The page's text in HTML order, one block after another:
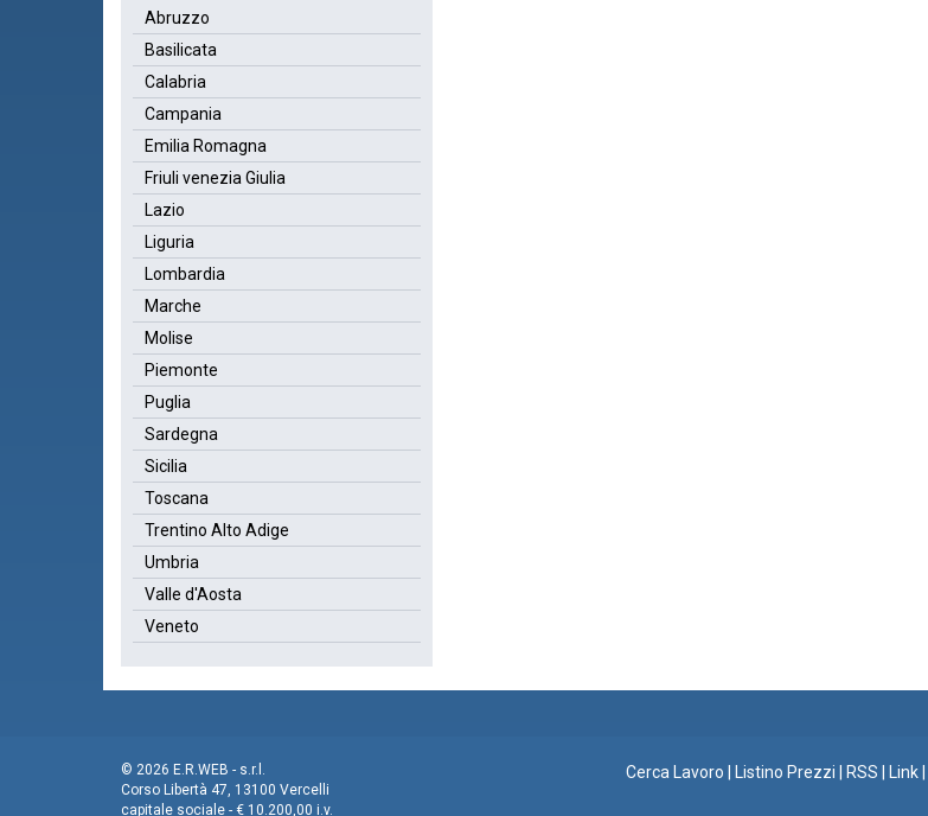
Abruzzo
Basilicata
Calabria
Campania
Emilia Romagna
Friuli venezia Giulia
Lazio
Liguria
Lombardia
Marche
Molise
Piemonte
Puglia
Sardegna
Sicilia
Toscana
Trentino Alto Adige
Umbria
Valle d'Aosta
Veneto
© 2026 E.R.WEB - s.r.l.
Corso Libertà 47, 13100 Vercelli
capitale sociale - € 10.200,00 i.v.
Cerca Lavoro Listino Prezzi RSS Link